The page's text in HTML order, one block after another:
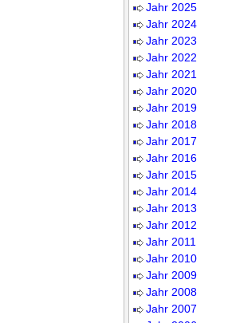
Jahr 2025
Jahr 2024
Jahr 2023
Jahr 2022
Jahr 2021
Jahr 2020
Jahr 2019
Jahr 2018
Jahr 2017
Jahr 2016
Jahr 2015
Jahr 2014
Jahr 2013
Jahr 2012
Jahr 2011
Jahr 2010
Jahr 2009
Jahr 2008
Jahr 2007